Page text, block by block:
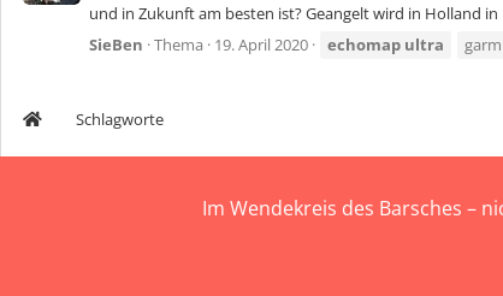
und in Zukunft am besten ist? Geangelt wird in Holland in
SieBen Thema 19. April 2020 echomap ultra
Schlagworte
Im Wendekreis des Barsches –